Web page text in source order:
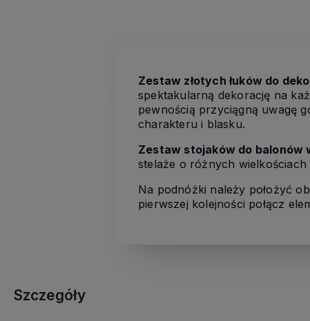
Zestaw złotych łuków do
spektakularną dekorację na
pewnością przyciągną uwagę
charakteru i blasku.
Zestaw stojaków do balonów
stelaże o różnych
Na podnóżki należy położyć
pierwszej kolejności połącz
Szczegóły